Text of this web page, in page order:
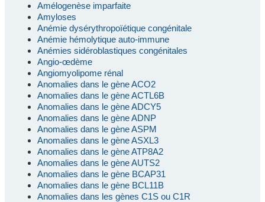
Amélogenèse imparfaite
Amyloses
Anémie dysérythropoïétique congénitale
Anémie hémolytique auto-immune
Anémies sidéroblastiques congénitales
Angio-œdème
Angiomyolipome rénal
Anomalies dans le gène ACO2
Anomalies dans le gène ACTL6B
Anomalies dans le gène ADCY5
Anomalies dans le gène ADNP
Anomalies dans le gène ASPM
Anomalies dans le gène ASXL3
Anomalies dans le gène ATP8A2
Anomalies dans le gène AUTS2
Anomalies dans le gène BCAP31
Anomalies dans le gène BCL11B
Anomalies dans les gènes C1S ou C1R